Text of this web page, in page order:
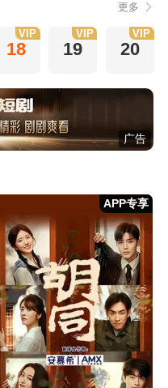
更多
18
VIP
19
VIP
20
VIP
广告
APP专享